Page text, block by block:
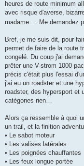
heures de route minimum
avec risque d'averse,
madame…. Me demandez
Bref, je me suis dit, pour
permet de faire de la route
congelé. Du coup j'ai
prêter une V-strom 1000
précis c'était plus l'essai
j'ai eu un roadster et une
roadster, des hypersport et
catégories rien…
Alors ça ressemble à quoi
un trail, et la finition
• Le sabot moteur
• Les valises latérales
• Les poignées chauffantes
• Les feux longue portée